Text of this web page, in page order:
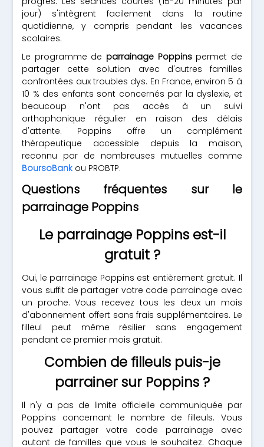
jour) s'intègrent facilement dans la routine
quotidienne, y compris pendant les vacances
scolaires.
Le programme de parrainage Poppinspermet de
partager cette solution avec d'autres familles
confrontées aux troubles dys. En France, environ 5 à
10 % des enfants sont concernés par la dyslexie, et
beaucoup n'ont pas accès à un suivi
orthophonique régulier en raison des délais
d'attente. Poppins offre un complément
thérapeutique accessible depuis la maison,
reconnu par de nombreuses mutuelles comme
BoursoBank ou PROBTP.
Questions fréquentes sur le
parrainage Poppins
Le parrainage Poppins est-il
gratuit ?
Oui, le parrainage Poppins est entièrement gratuit. Il
vous suffit de partager votre code parrainage avec
un proche. Vous recevez tous les deux un mois
d'abonnement offert sans frais supplémentaires. Le
filleul peut même résilier sans engagement
pendant ce premier mois gratuit.
Combien de filleuls puis-je
parrainer sur Poppins ?
Il n'y a pas de limite officielle communiquée par
Poppins concernant le nombre de filleuls. Vous
pouvez partager votre code parrainage avec
autant de familles que vous le souhaitez. Chaque